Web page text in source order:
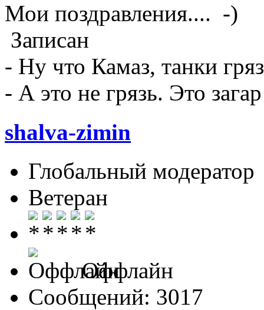
Мои поздравления....
Записан
- Ну что Камаз, танки
- А это не грязь. Это
shalva-zimin
Глобальный модератор
Ветеран
Оффлайн
Сообщений: 3017